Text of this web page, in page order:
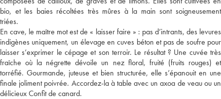
bio, et les baies récoltées très mûres à la main sont soigneusement
triées.
En cave, le maître mot est de « laisser faire » : pas d’intrants, des levures
indigènes uniquement, un élevage en cuves béton et pas de soufre pour
laisser s’exprimer le cépage et son terroir. Le résultat ? Une cuvée très
fraîche où la négrette dévoile un nez floral, fruité (fruits rouges) et
torréfié. Gourmande, juteuse et bien structurée, elle s’épanouit en une
finale joliment poivrée. Accordez-la à table avec un axoa de veau ou un
délicieux Confit de canard.